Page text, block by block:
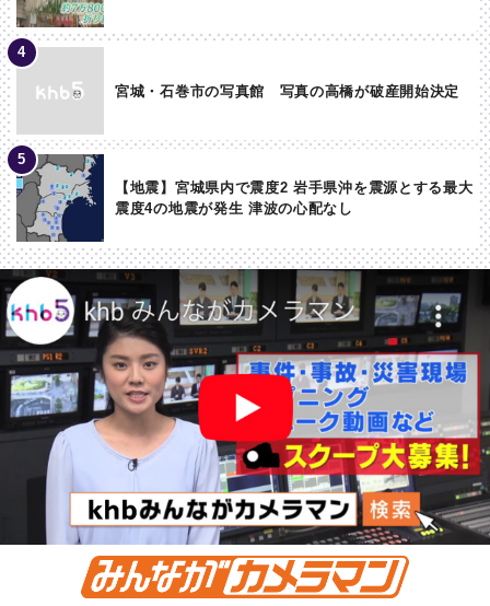
宮城・石巻市の写真館 写真の高橋が破産開始決定
【地震】宮城県内で震度2 岩手県沖を震源とする最大
震度4の地震が発生 津波の心配なし